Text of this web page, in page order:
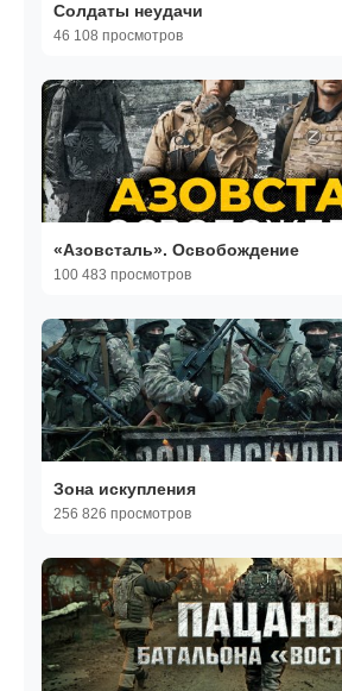
Солдаты неудачи
46 108 просмотров
«Азовсталь». Освобождение
100 483 просмотров
Зона искупления
256 826 просмотров